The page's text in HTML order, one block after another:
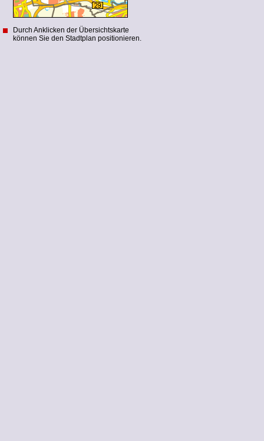
Durch Anklicken der Übersichtskarte
können Sie den Stadtplan positionieren.